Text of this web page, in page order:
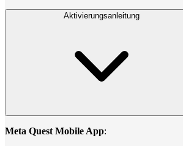
Aktivierungsanleitung
Meta Quest Mobile App: